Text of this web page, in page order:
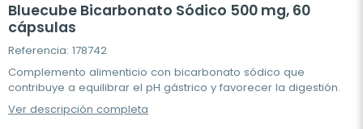
Bluecube Bicarbonato Sódico 500 mg, 60
cápsulas
Referencia: 178742
Complemento alimenticio con bicarbonato sódico que
contribuye a equilibrar el pH gástrico y favorecer la digestión.
Ver descripción completa